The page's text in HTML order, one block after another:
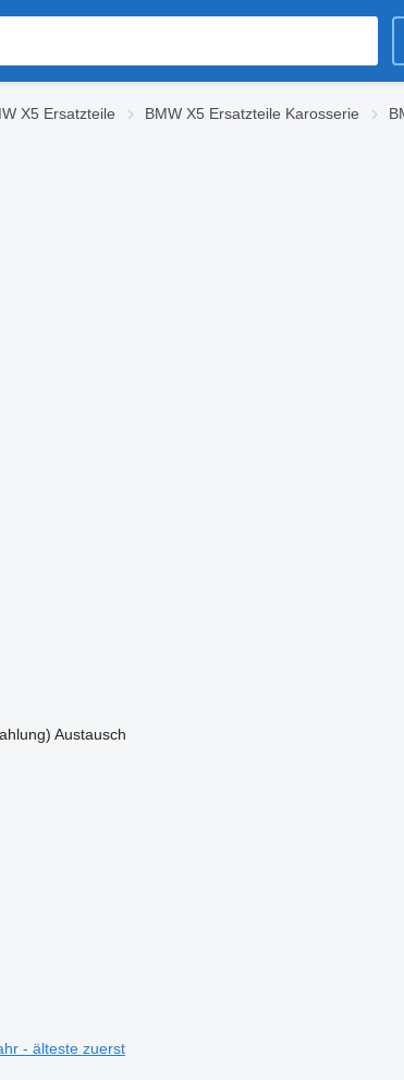
X5 Ersatzteile BMW X5 Ersatzteile Karosserie
Austausch
- älteste zuerst